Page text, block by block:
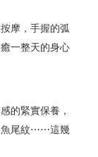
摩，手握的弧
一整天的身心
的緊實保養，
魚尾紋⋯⋯這幾